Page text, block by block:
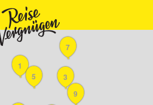
9
3
7
1
5